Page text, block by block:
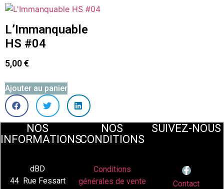
L’Immanquable
HS #04
5,00€
Ajouter au panier
NOS
INFORMATIONS
dBD
44 Rue Fessart
NOS
CONDITIONS
Conditions
générales de vente
SUIVEZ-NOUS
Contact